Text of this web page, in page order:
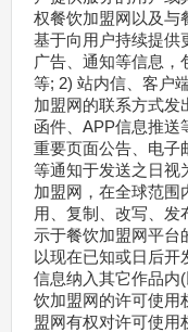
权餐饮加盟网以及与
基于向用户持续提供
广告、通知等信息，
等; 2) 站内信、客户
加盟网的联系方式发
函件、APP信息推送
重要页面公告、电子
等通知于发送之日视
加盟网，在全球范围
用、复制、改写、发
示于餐饮加盟网平台
以现在已知或日后开
信息纳入其它作品内
饮加盟网的许可使用
盟网有权对许可使用